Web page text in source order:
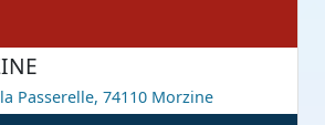
Passerelle, 74110 Morzine